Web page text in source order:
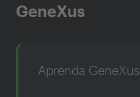
GeneXus
Aprenda GeneXus